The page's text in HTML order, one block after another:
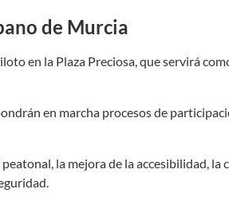
de Murcia
en la Plaza Preciosa, que servirá
en marcha procesos de
la mejora de la accesibilidad, la